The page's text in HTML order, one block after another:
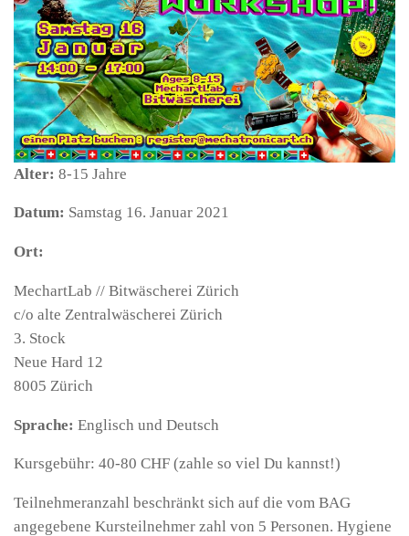
Alter: 8-15 Jahre
Datum: Samstag 16. Januar 2021
Ort:
MechartLab // Bitwäscherei Zürich
c/o alte Zentralwäscherei Zürich
3. Stock
Neue Hard 12
8005 Zürich
Sprache: Englisch und Deutsch
Kursgebühr: 40-80 CHF (zahle so viel Du kannst!)
Teilnehmeranzahl beschränkt sich auf die vom BAG
angegebene Kursteilnehmer zahl von 5 Personen. Hygiene